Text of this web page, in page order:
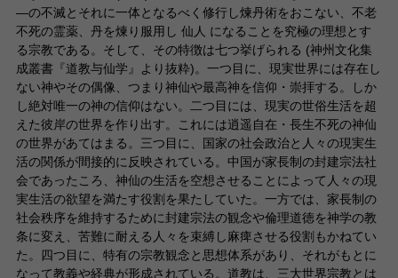
―の不滅とそれに一体となるべく修行し煉丹術をおこない、不老
不死の霊薬、丹を煉り服用し 仙人 になることを究極の理想とす
る宗教である。そして、その特徴は七つ挙げられる (神州文化集
成叢書『道教与仙学』より抜粋)。一つ目に、現実世界には存在し
ない神やその偶像、つまり神仙や最高神を信仰・崇拝する。しか
し絶対唯一の神の信仰はない。二つ目には、現実の世俗生活を超
えた彼岸の世界を作り出す。これには逍遥自在・長生不死の神仙
の世界があてはまる。三つ目に、国家の社会政治と人々の現実生
活の関係が間接的に反映されている。中国が家長制の封建宗法社
会であったころ、神仙の生活を空想させることによって人々の現
実生活の欲望を満たす役割を果たしていた。一方では、家長制の
社会秩序を維持するために封建宗法の観念や倫理道徳を神学の教
条に変え、苦難に耐える人々を束縛し麻痺させる役割もかねてい
た。四つ目に、特有の宗教観念と思想体系があり、それがもとに
なって教義や経典が形成されている。道教は、三大世界宗教とは